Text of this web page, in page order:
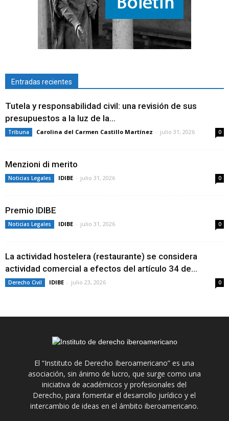
Entradas recientes
Tutela y responsabilidad civil: una revisión de sus
presupuestos a la luz de la...
Tribuna Carolina del Carmen Castillo Martínez - julio 31, 2026 0
Menzioni di merito
Noticias Legales IDIBE - julio 31, 2026 0
Premio IDIBE
Noticias Legales IDIBE - julio 31, 2026 0
La actividad hostelera (restaurante) se considera
actividad comercial a efectos del artículo 34 de...
Derecho Civil IDIBE - julio 23, 2026 0
El “Instituto de Derecho Iberoamericano” es una
asociación, sin ánimo de lucro, que surge como una
iniciativa de académicos y profesionales del
Derecho, para fomentar el desarrollo jurídico y el
intercambio de ideas en el ámbito iberoamericano.